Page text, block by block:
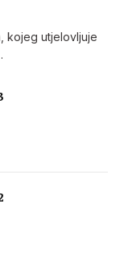
kojeg utjelovljuje